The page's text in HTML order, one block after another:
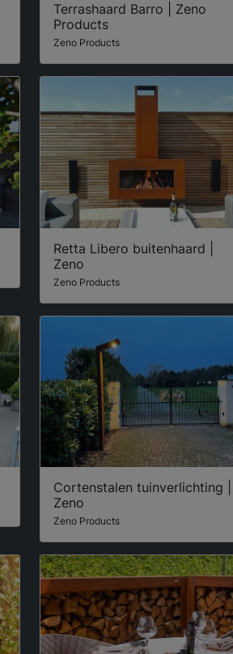
Terrashaard Barro | Zeno
Products
Zeno Products
Retta Libero buitenhaard |
Zeno
Zeno Products
Cortenstalen tuinverlichting |
Zeno
Zeno Products